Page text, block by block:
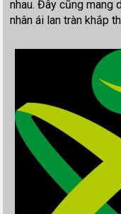
nhau. Đây cũng mang
nhân ái lan tràn khắp